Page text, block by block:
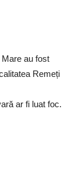
au fost
Remeți
ar fi luat foc.